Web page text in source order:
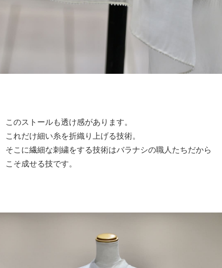
このストールも透け感があります。
これだけ細い糸を折織り上げる技術。
そこに繊細な刺繍をする技術はバラナシの職人たちだから
こそ成せる技です。